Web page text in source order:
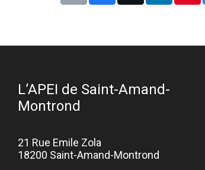
L’APEI de Saint-Amand-
Montrond
21 Rue Emile Zola
18200 Saint-Amand-Montrond